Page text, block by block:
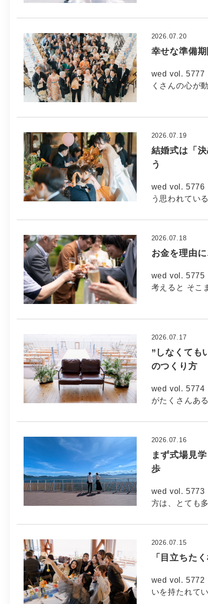
幸せな準備
2026.07.20
wed vol. 5777
くさんの心が
結婚式は「
う
2026.07.19
wed vol. 5776
う思われてい
お金を理由
2026.07.18
wed vol. 5775
考えると そこ
”しなくても
のつくり方
2026.07.17
wed vol. 5774
がたくさんあ
まず式場見
歩
2026.07.16
wed vol. 5773
方は、とても
「目立ちた
2026.07.15
wed vol. 5772
いを持たれて